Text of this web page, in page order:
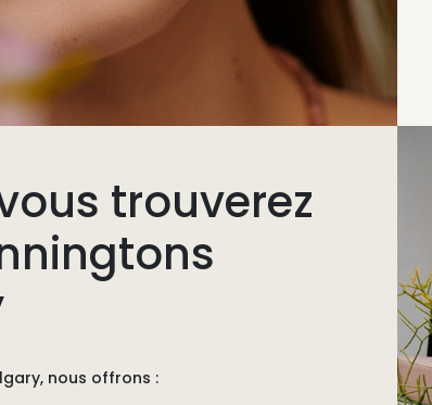
trouverez
, nous offrons :